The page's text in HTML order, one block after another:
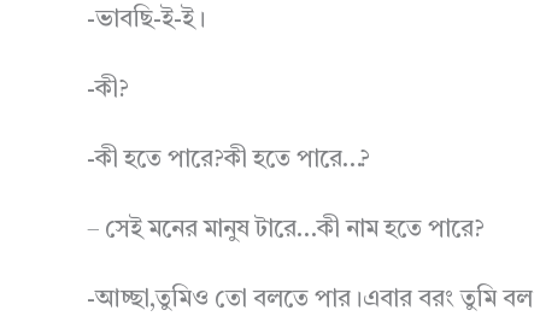
-ভাবছি-ই-ই।
-কী?
-কী হতে পারে?কী হতে পারে…?
– সেই মনের মানুষ টারে…কী নাম হতে পারে?
-আচ্ছা,তুমিও তো বলতে পার।এবার বরং তুমি